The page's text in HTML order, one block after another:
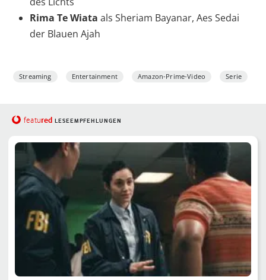
Rima Te Wiata als Sheriam Bayanar, Aes Sedai
der Blauen Ajah
Streaming Entertainment Amazon-Prime-Video Serie
featured LESEEMPFEHLUNGEN